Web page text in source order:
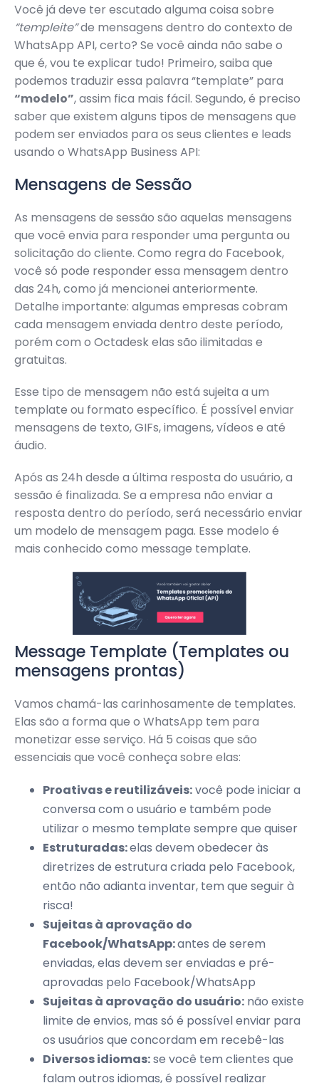
Você já deve ter escutado alguma coisa sobre
“templeite”de mensagens dentro do contexto de
WhatsApp API, certo? Se você ainda não sabe o
que é, vou te explicar tudo! Primeiro, saiba que
podemos traduzir essa palavra “template” para
“modelo”, assim fica mais fácil. Segundo, é preciso
saber que existem alguns tipos de mensagens que
podem ser enviados para os seus clientes e leads
usando o WhatsApp Business API:
Mensagens de Sessão
As mensagens de sessão são aquelas mensagens
que você envia para responder uma pergunta ou
solicitação do cliente. Como regra do Facebook,
você só pode responder essa mensagem dentro
das 24h, como já mencionei anteriormente.
Detalhe importante: algumas empresas cobram
cada mensagem enviada dentro deste período,
porém com o Octadesk elas são ilimitadas e
gratuitas.
Esse tipo de mensagem não está sujeita a um
template ou formato específico. É possível enviar
mensagens de texto, GIFs, imagens, vídeos e até
áudio.
Após as 24h desde a última resposta do usuário, a
sessão é finalizada. Se a empresa não enviar a
resposta dentro do período, será necessário enviar
um modelo de mensagem paga. Esse modelo é
mais conhecido como message template.
Message Template (Templates ou
mensagens prontas)
Vamos chamá-las carinhosamente de templates.
Elas são a forma que o WhatsApp tem para
monetizar esse serviço. Há 5 coisas que são
essenciais que você conheça sobre elas:
Proativas e reutilizáveis:você pode iniciar a
conversa com o usuário e também pode
utilizar o mesmo template sempre que quiser
Estruturadas:elas devem obedecer às
diretrizes de estrutura criada pelo Facebook,
então não adianta inventar, tem que seguir à
risca!
Sujeitas à aprovação do
Facebook/WhatsApp:antes de serem
enviadas, elas devem ser enviadas e pré-
aprovadas pelo Facebook/WhatsApp
Sujeitas à aprovação do usuário: não existe
limite de envios, mas só é possível enviar para
os usuários que concordam em recebê-las
Diversos idiomas:se você tem clientes que
falam outros idiomas, é possível realizar